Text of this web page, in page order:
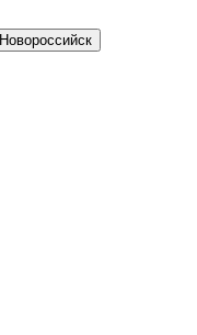
Новороссийск